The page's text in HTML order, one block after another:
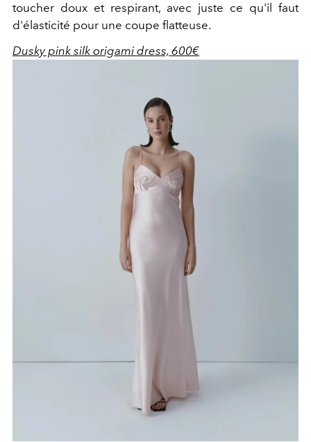
toucher doux et respirant, avec juste ce qu'il faut
d'élasticité pour une coupe flatteuse.
Dusky pink silk origami dress, 600€